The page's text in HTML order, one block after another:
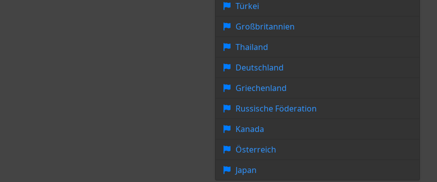
Türkei
Großbritannien
Thailand
Deutschland
Griechenland
Russische Föderation
Kanada
Österreich
Japan